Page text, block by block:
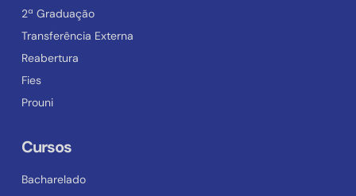
2ª Graduação
Transferência Externa
Reabertura
Fies
Prouni
Cursos
Bacharelado